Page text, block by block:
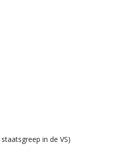
in de VS)